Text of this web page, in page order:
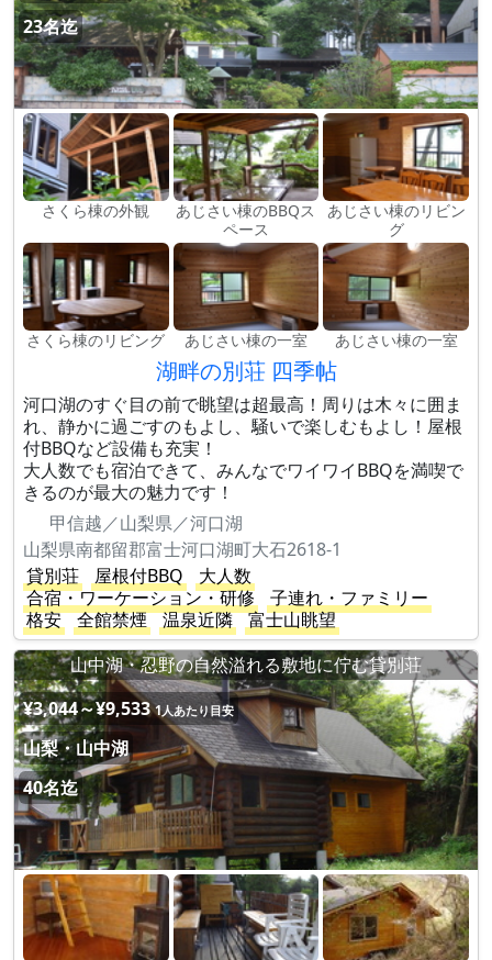
23名迄
さくら棟の外観
あじさい棟のBBQス
ペース
あじさい棟のリビン
グ
さくら棟のリビング あじさい棟の一室 あじさい棟の一室
湖畔の別荘 四季帖
河口湖のすぐ目の前で眺望は超最高！周りは木々に囲ま
れ、静かに過ごすのもよし、騒いで楽しむもよし！屋根
付BBQなど設備も充実！
大人数でも宿泊できて、みんなでワイワイBBQを満喫で
きるのが最大の魅力です！
甲信越／山梨県／河口湖
山梨県南都留郡富士河口湖町大石2618-1
貸別荘
屋根付BBQ
大人数
合宿・ワーケーション・研修
子連れ・ファミリー
格安
全館禁煙 温泉近隣
富士山眺望
山中湖・忍野の自然溢れる敷地に佇む貸別荘
¥3,044～¥9,533 1人あたり目安
山梨・山中湖
40名迄